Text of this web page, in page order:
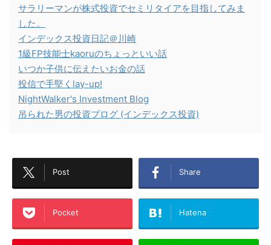
サラリーマンが株式投資でセミリタイアを目指してみま
した。
インデックス投資日記＠川崎
1級FP技能士kaoruのちょっといい話
いつか子供に伝えたいお金の話
投信で手堅くlay-up!
NightWalker's Investment Blog
吊られた男の投資ブログ (インデックス投資)
Post Share
Pocket Hatena